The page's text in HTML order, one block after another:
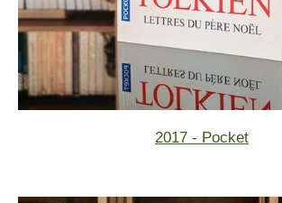
2017 - Pocket